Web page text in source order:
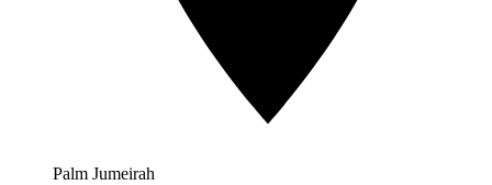
Palm Jumeirah